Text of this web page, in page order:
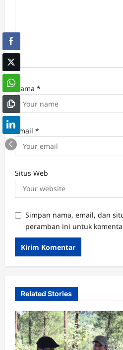
Nama *
Email *
Situs Web
Simpan nama, email, dan
peramban ini untuk
Related Stories